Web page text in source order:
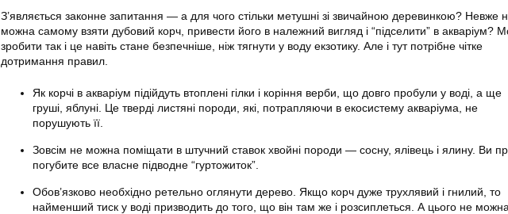
З’являється законне запитання — а для чого стільки метушні зі звичайною деревинкою? Невже
можна самому взяти дубовий корч, привести його в належний вигляд і “підселити” в акваріум?
зробити так і це навіть стане безпечніше, ніж тягнути у воду екзотику. Але і тут потрібне чітке
дотримання правил.
Як корчі в акваріум підійдуть втоплені гілки і коріння верби, що довго пробули у воді, а ще
груші, яблуні. Це тверді листяні породи, які, потрапляючи в екосистему акваріума , не
порушують її.
Зовсім не можна поміщати в штучний ставок хвойні породи — сосну, ялівець і ялину. Ви
погубите все власне підводне “гуртожиток”.
Обов’язково необхідно ретельно оглянути дерево. Якщо корч дуже трухлявий і гнилий, то
найменший тиск у воді призводить до того, що він там же і розсиплеться. А цього не можна